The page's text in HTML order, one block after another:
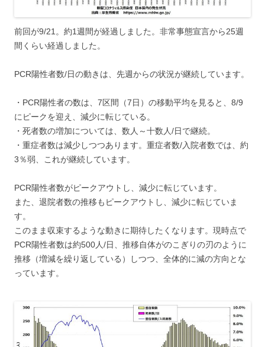
前回が9/21。約1週間が経過しました。非常事態宣言から25週
間くらい経過しました。
PCR陽性者数/日の動きは、先週からの状況が継続しています。
・PCR陽性者の数は、7区間（7日）の移動平均を見ると、8/9
にピークを迎え、減少に転じている。
・死者数の増加については、数人～十数人/日で継続。
・重症者数は減少しつつあります。重症者数/入院者数では、約
3％弱、これが継続しています。
PCR陽性者数がピークアウトし、減少に転じています。
また、退院者数の推移もピークアウトし、減少に転じていま
す。
このまま収束するような動きに期待したくなります。現時点で
PCR陽性者数は約500人/日、推移自体がのこぎりの刃のように
推移（増減を繰り返している）しつつ、全体的に減の方向とな
っています。